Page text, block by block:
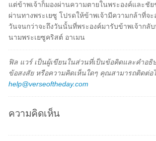
แต่ข้าพเจ้าก็มองผ่านความตายในพระองค์และชั
ผ่านทางพระเยซู โปรดให้ข้าพเจ้ามีความกล้าที่จะ
วันจนกว่าจะถึงวันนั้นที่พระองค์มารับข้าพเจ้ากลั
นามพระเยซูคริสต์ อาเมน
ฟิล แวร์ เป็นผู้เขียนในส่วนที่เป็นข้อคิดและคำอธิ
ข้อสงสัย หรือความคิดเห็นใดๆ คุณสามารถติดต่อ
help@verseoftheday.com
ความคิดเห็น